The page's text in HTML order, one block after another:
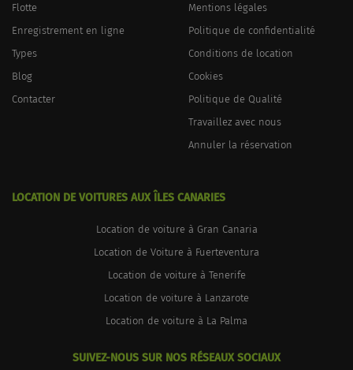
Flotte
Enregistrement en ligne
Types
Blog
Contacter
Mentions légales
Politique de confidentialité
Conditions de location
Cookies
Politique de Qualité
Travaillez avec nous
Annuler la réservation
LOCATION DE VOITURES AUX ÎLES CANARIES
Location de voiture à Gran Canaria
Location de Voiture à Fuerteventura
Location de voiture à Tenerife
Location de voiture à Lanzarote
Location de voiture à La Palma
SUIVEZ-NOUS SUR NOS RÉSEAUX SOCIAUX